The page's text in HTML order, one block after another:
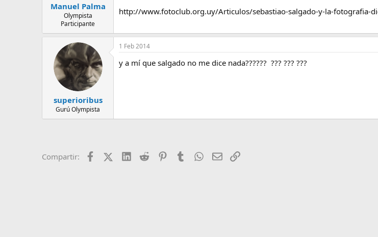
Manuel Palma
Olympista
Participante
http://www.fotoclub.org.uy/Articulos/sebastiao-salgado-y-la-fotografia-
superioribus
Gurú Olympista
1 Feb 2014
y a mí que salgado no me dice nada?????? ??? ??? ???
Compartir: FacebookX (Twitter)
LinkedIn
Reddit PinterestTumblrWhatsApp
EmailEnlace